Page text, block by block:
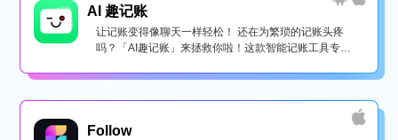
AI 趣记账
让记账变得像聊天一样轻松！ 还在为繁琐的记账头疼
吗？「AI趣记账」来拯救你啦！这款智能记账工具专为
Follow